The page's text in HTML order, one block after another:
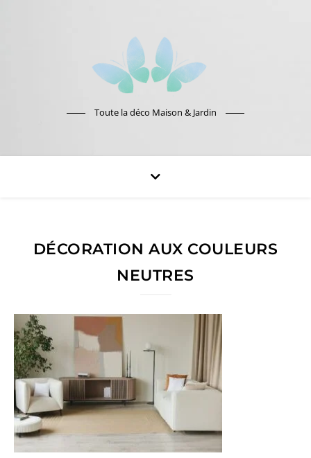
Toute la déco Maison & Jardin
DÉCORATION AUX COULEURS
NEUTRES